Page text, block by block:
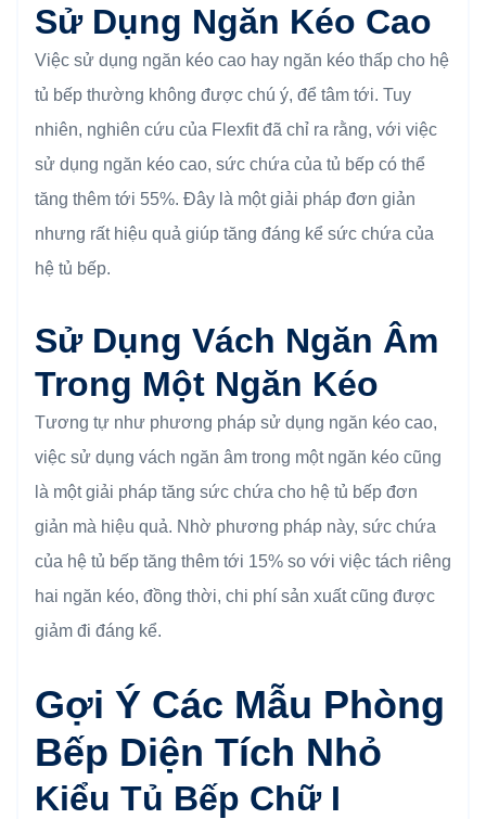
Sử Dụng Ngăn Kéo Cao
Việc sử dụng ngăn kéo cao hay ngăn kéo thấp cho hệ
tủ bếp thường không được chú ý, để tâm tới. Tuy
nhiên, nghiên cứu của Flexfit đã chỉ ra rằng, với việc
sử dụng ngăn kéo cao, sức chứa của tủ bếp có thể
tăng thêm tới 55%. Đây là một giải pháp đơn giản
nhưng rất hiệu quả giúp tăng đáng kể sức chứa của
hệ tủ bếp.
Sử Dụng Vách Ngăn Âm
Trong Một Ngăn Kéo
Tương tự như phương pháp sử dụng ngăn kéo cao,
việc sử dụng vách ngăn âm trong một ngăn kéo cũng
là một giải pháp tăng sức chứa cho hệ tủ bếp đơn
giản mà hiệu quả. Nhờ phương pháp này, sức chứa
của hệ tủ bếp tăng thêm tới 15% so với việc tách riêng
hai ngăn kéo, đồng thời, chi phí sản xuất cũng được
giảm đi đáng kể.
Gợi Ý Các Mẫu Phòng
Bếp Diện Tích Nhỏ
Kiểu Tủ Bếp Chữ I